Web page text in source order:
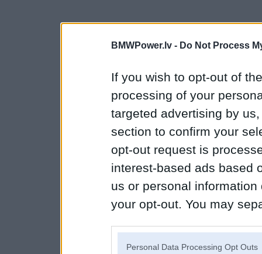
BMWPower.lv - Do Not Process
If you wish to opt-out of
processing of your
targeted advertising by
section to confirm your
opt-out request is
interest-based ads based
us or personal
your opt-out. You may
Personal Data Processing Opt Outs